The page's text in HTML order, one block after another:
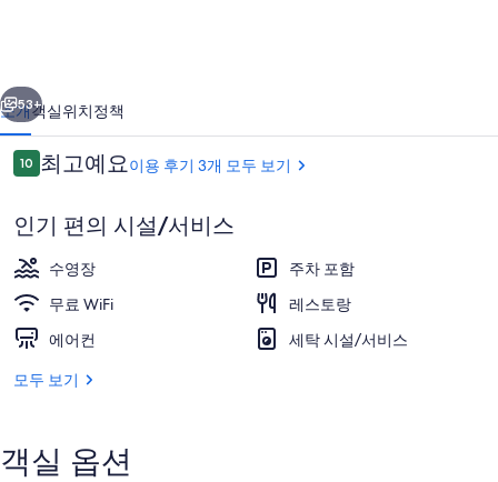
의
사
진
러
리
스탠다드룸, 수영장 전망 | 미니바, 객
53+
소개객실위치정책
이
용
기
1010점 만점 중 10점.
최고예요이용 후기 3개 모두 보기
인기 편의 시설/서비스
수영장
주차 포함
무료 WiFi
레스토랑
에어컨
세탁 시설/서비스
모두 보기
객실 옵션